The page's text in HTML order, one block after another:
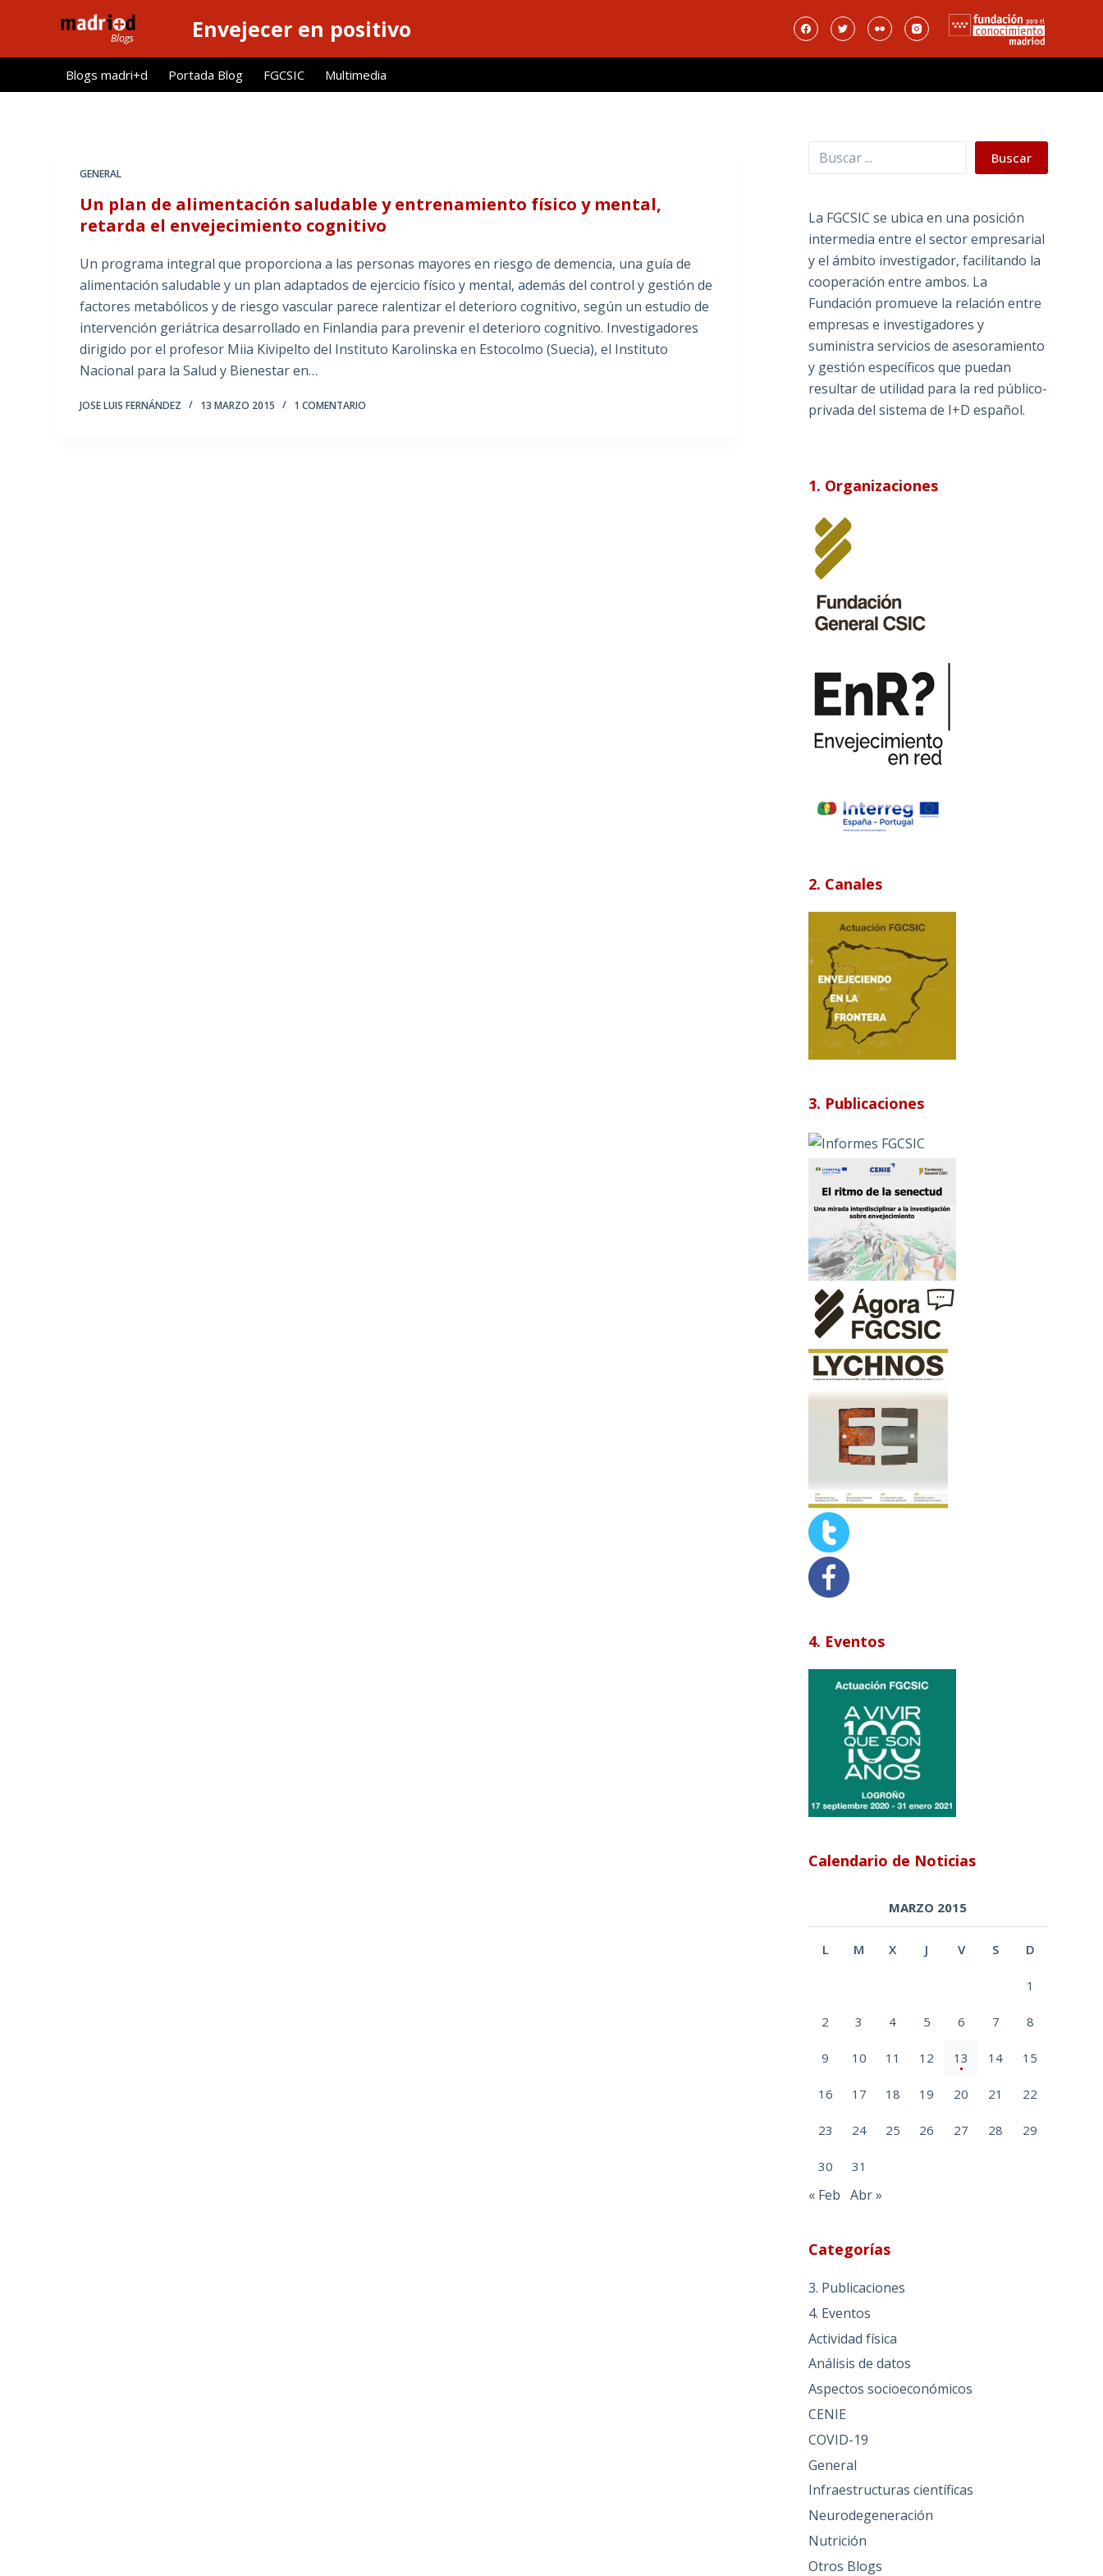
l
Envejecer en positivo
Blogs madri+d Portada Blog FGCSIC Multimedia
GENERAL
Un plan de alimentación saludable y entrenamiento físico y mental,
retarda el envejecimiento cognitivo
Un programa integral que proporciona a las personas mayores en riesgo de demencia, una guía de
alimentación saludable y un plan adaptados de ejercicio físico y mental, además del control y gestión de
factores metabólicos y de riesgo vascular parece ralentizar el deterioro cognitivo, según un estudio de
intervención geriátrica desarrollado en Finlandia para prevenir el deterioro cognitivo. Investigadores
dirigido por el profesor Miia Kivipelto del Instituto Karolinska en Estocolmo (Suecia), el Instituto
Nacional para la Salud y Bienestar en…
JOSE LUIS FERNÁNDEZ 13 MARZO 2015 1 COMENTARIO
Buscar Buscar
La FGCSIC se ubica en una posición
intermedia entre el sector empresarial
y el ámbito investigador, facilitando la
cooperación entre ambos. La
Fundación promueve la relación entre
empresas e investigadores y
suministra servicios de asesoramiento
y gestión específicos que puedan
resultar de utilidad para la red público-
privada del sistema de I+D español.
1. Organizaciones
2. Canales
3. Publicaciones
4. Eventos
Calendario de Noticias
MARZO 2015
L M X J V S D
1
2 3 4 5 6 7 8
9 10 11 12 13 14 15
16 17 18 19 20 21 22
23 24 25 26 27 28 29
30 31
« Feb Abr »
Categorías
3. Publicaciones
4. Eventos
Actividad física
Análisis de datos
Aspectos socioeconómicos
CENIE
COVID-19
General
Infraestructuras científicas
Neurodegeneración
Nutrición
Otros Blogs